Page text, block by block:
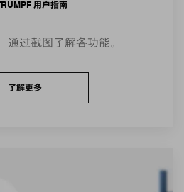
用户指南
通过截图了解各功能。
了解更多